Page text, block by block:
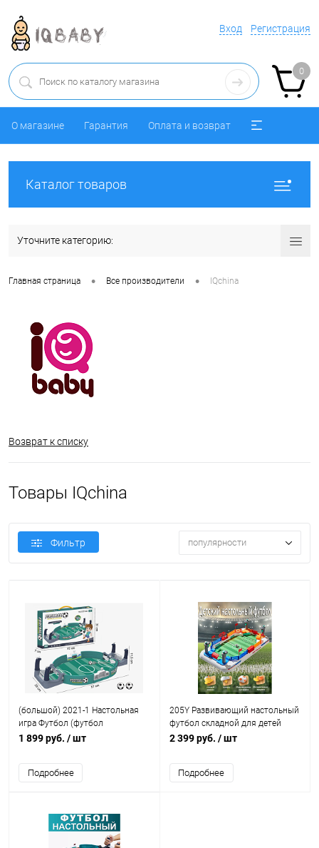
Вход Регистрация
0
О магазине Гарантия Оплата и возврат
Каталог товаров
Уточните категорию:
Главная страница • Все производители • IQchina
Возврат к списку
Товары IQchina
Фильтр популярности
(большой) 2021-1 Настольная
игра Футбол (футбол
настольный)
1 899 руб. / шт
Подробнее
205Y Развивающий настольный
футбол складной для детей
большой (со звуком)
2 399 руб. / шт
Подробнее